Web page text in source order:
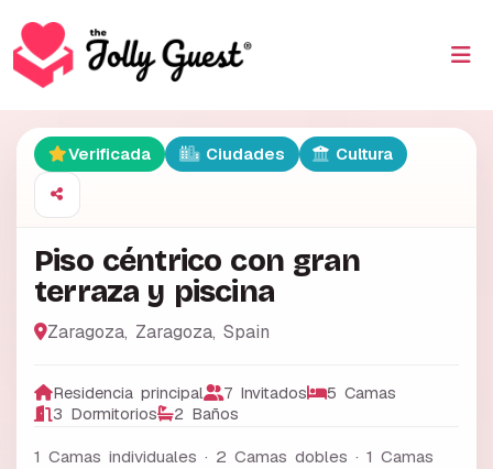
Verificada Ciudades Cultura
Piso céntrico con gran
terraza y piscina
Zaragoza, Zaragoza, Spain
Residencia principal 7 Invitados
5 Camas
3 Dormitorios
2 Baños
1 Camas individuales · 2 Camas dobles · 1 Camas